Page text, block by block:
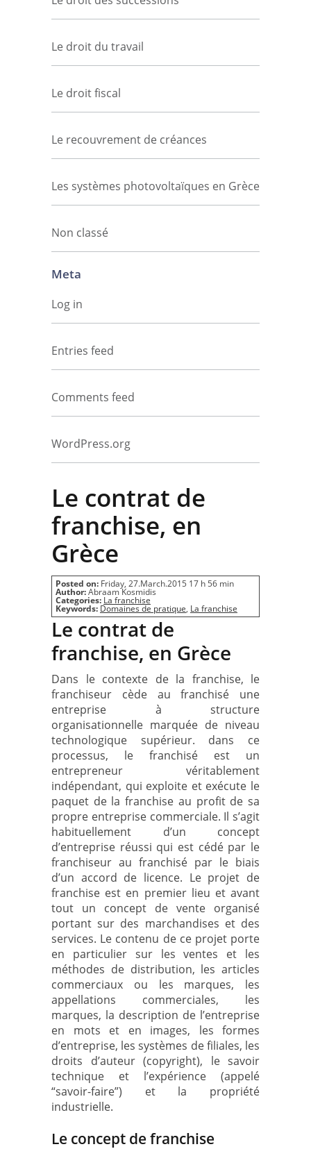
Le droit du travail
Le droit fiscal
Le recouvrement de créances
Les systèmes photovoltaïques en Grèce
Non classé
Meta
Log in
Entries feed
Comments feed
WordPress.org
Le contrat de
franchise, en
Grèce
Posted on: Friday, 27.March.2015 17 h 56 min
Author:Abraam Kosmidis
Categories: La franchise
Keywords: Domaines de pratique, La franchise
Le contrat de
franchise, en Grèce
Dans le contexte de la franchise, le
franchiseur cède au franchisé une
entreprise à structure
organisationnelle marquée de niveau
technologique supérieur. dans ce
processus, le franchisé est un
entrepreneur véritablement
indépendant, qui exploite et exécute le
paquet de la franchise au profit de sa
propre entreprise commerciale. Il s’agit
habituellement d’un concept
d’entreprise réussi qui est cédé par le
franchiseur au franchisé par le biais
d’un accord de licence. Le projet de
franchise est en premier lieu et avant
tout un concept de vente organisé
portant sur des marchandises et des
services. Le contenu de ce projet porte
en particulier sur les ventes et les
méthodes de distribution, les articles
commerciaux ou les marques, les
appellations commerciales, les
marques, la description de l’entreprise
en mots et en images, les formes
d’entreprise, les systèmes de filiales, les
droits d’auteur (copyright), le savoir
technique et l’expérience (appelé
“savoir-faire”) et la propriété
industrielle.
Le concept de franchise